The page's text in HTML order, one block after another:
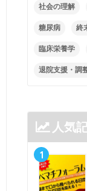
社会の理解
糖尿病 終
臨床栄養学
退院支援・調
人気
1